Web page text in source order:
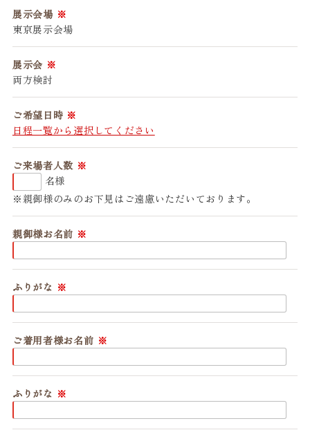
展示会場
東京展示会場
展示会
両方検討
ご希望日時
日程一覧から選択してください
ご来場者人数
名様
親御様のみのお下見はご遠慮いただいております。
親御様お名前
ふりがな
ご着用者様お名前
ふりがな